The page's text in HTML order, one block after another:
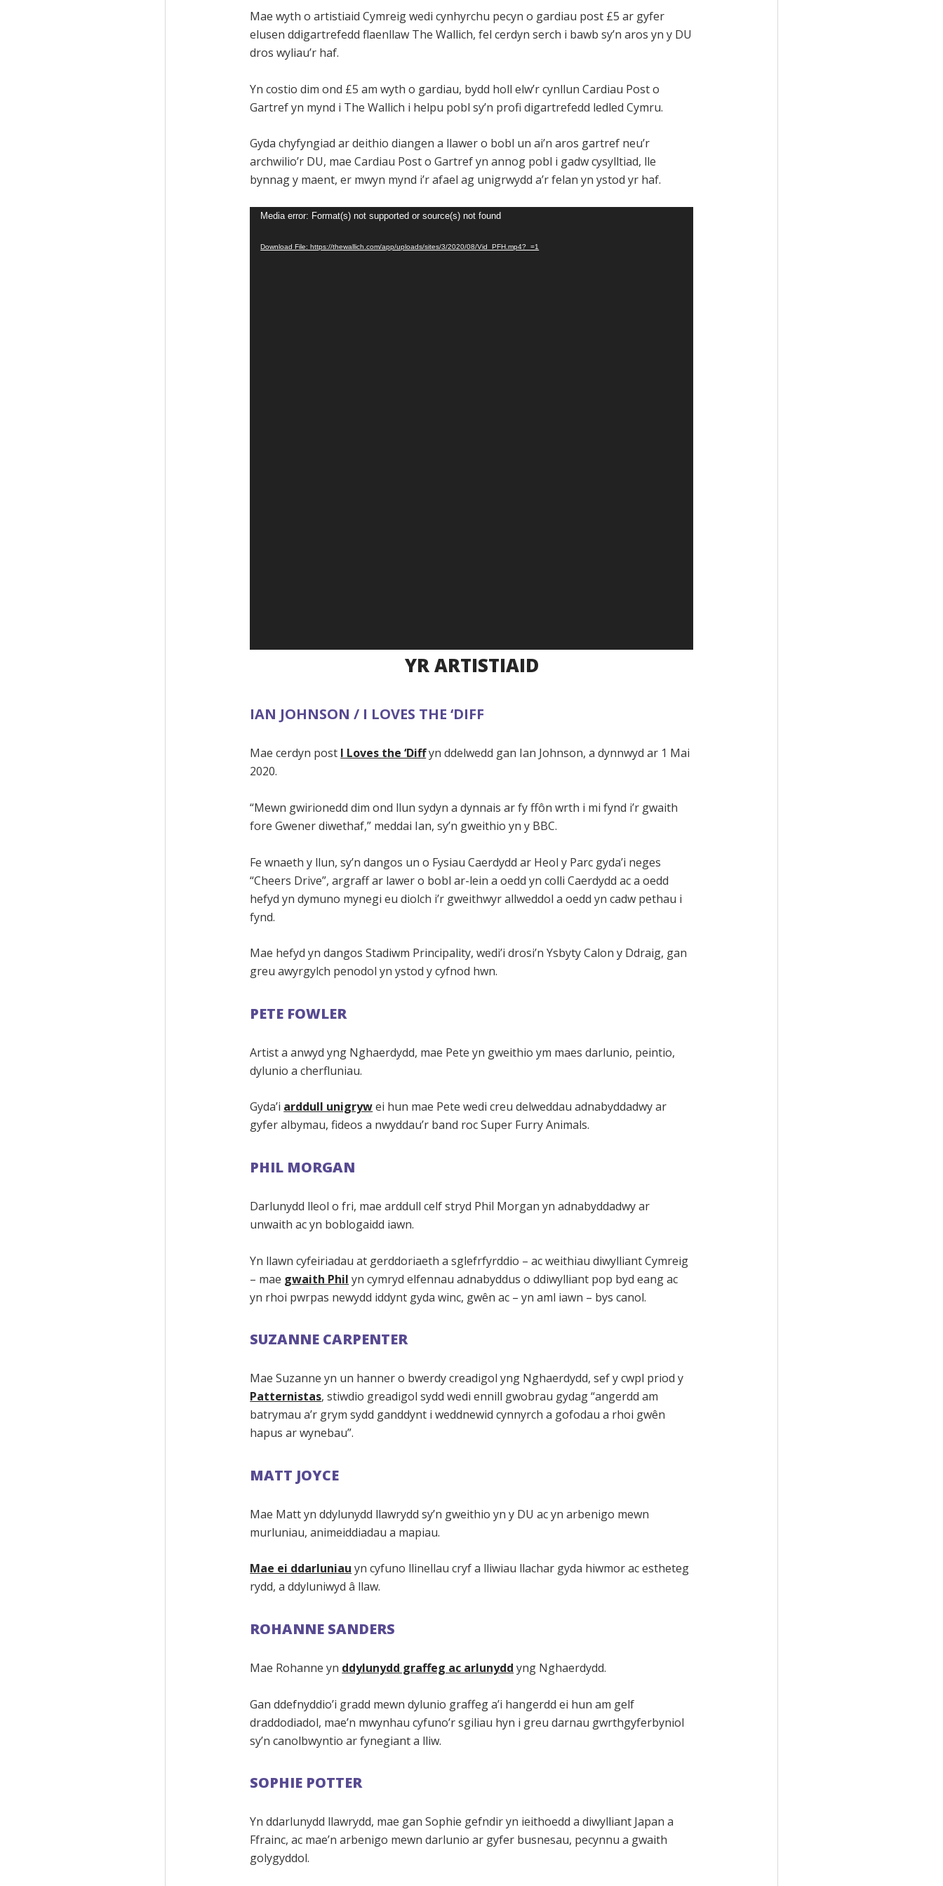
Mae wyth o artistiaid Cymreig wedi cynhyrchu pecyn o gardiau post £5 ar gyfer
elusen ddigartrefedd flaenllaw The Wallich, fel cerdyn serch i bawb sy’n aros yn y DU
dros wyliau’r haf.
Yn costio dim ond £5 am wyth o gardiau, bydd holl elw’r cynllun Cardiau Post o
Gartref yn mynd i The Wallich i helpu pobl sy’n profi digartrefedd ledled Cymru.
Gyda chyfyngiad ar deithio diangen a llawer o bobl un ai’n aros gartref neu’r
archwilio’r DU, mae Cardiau Post o Gartref yn annog pobl i gadw cysylltiad, lle
bynnag y maent, er mwyn mynd i’r afael ag unigrwydd a’r felan yn ystod yr haf.
Video
Media error: Format(s) not supported or source(s) not found
Download File: https://thewallich.com/app/uploads/sites/3/2020/08/Vid_PFH.mp4?_=1
YR ARTISTIAID
IAN JOHNSON / I LOVES THE ‘DIFF
Mae cerdyn post I Loves the ‘Diffyn ddelwedd gan Ian Johnson, a dynnwyd ar 1 Mai
2020.
“Mewn gwirionedd dim ond llun sydyn a dynnais ar fy ffôn wrth i mi fynd i’r gwaith
fore Gwener diwethaf,” meddai Ian, sy’n gweithio yn y BBC.
Fe wnaeth y llun, sy’n dangos un o Fysiau Caerdydd ar Heol y Parc gyda’i neges
“Cheers Drive”, argraff ar lawer o bobl ar-lein a oedd yn colli Caerdydd ac a oedd
hefyd yn dymuno mynegi eu diolch i’r gweithwyr allweddol a oedd yn cadw pethau i
fynd.
Mae hefyd yn dangos Stadiwm Principality, wedi’i drosi’n Ysbyty Calon y Ddraig, gan
greu awyrgylch penodol yn ystod y cyfnod hwn.
PETE FOWLER
Artist a anwyd yng Nghaerdydd, mae Pete yn gweithio ym maes darlunio, peintio,
dylunio a cherfluniau.
Gyda’i arddull unigrywei hun mae Pete wedi creu delweddau adnabyddadwy ar
gyfer albymau, fideos a nwyddau’r band roc Super Furry Animals.
PHIL MORGAN
Darlunydd lleol o fri, mae arddull celf stryd Phil Morgan yn adnabyddadwy ar
unwaith ac yn boblogaidd iawn.
Yn llawn cyfeiriadau at gerddoriaeth a sglefrfyrddio – ac weithiau diwylliant Cymreig
– mae gwaith Phil yn cymryd elfennau adnabyddus o ddiwylliant pop byd eang ac
yn rhoi pwrpas newydd iddynt gyda winc, gwên ac – yn aml iawn – bys canol.
SUZANNE CARPENTER
Mae Suzanne yn un hanner o bwerdy creadigol yng Nghaerdydd, sef y cwpl priod y
Patternistas, stiwdio greadigol sydd wedi ennill gwobrau gydag “angerdd am
batrymau a’r grym sydd ganddynt i weddnewid cynnyrch a gofodau a rhoi gwên
hapus ar wynebau”.
MATT JOYCE
Mae Matt yn ddylunydd llawrydd sy’n gweithio yn y DU ac yn arbenigo mewn
murluniau, animeiddiadau a mapiau.
Mae ei ddarluniau yn cyfuno llinellau cryf a lliwiau llachar gyda hiwmor ac estheteg
rydd, a ddyluniwyd â llaw.
ROHANNE SANDERS
Mae Rohanne yn ddylunydd graffeg ac arlunydd yng Nghaerdydd.
Gan ddefnyddio’i gradd mewn dylunio graffeg a’i hangerdd ei hun am gelf
draddodiadol, mae’n mwynhau cyfuno’r sgiliau hyn i greu darnau gwrthgyferbyniol
sy’n canolbwyntio ar fynegiant a lliw.
SOPHIE POTTER
Yn ddarlunydd llawrydd, mae gan Sophie gefndir yn ieithoedd a diwylliant Japan a
Ffrainc, ac mae’n arbenigo mewn darlunio ar gyfer busnesau, pecynnu a gwaith
golygyddol.